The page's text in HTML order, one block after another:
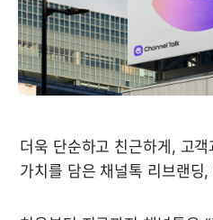
더욱 단순하고 친근하게, 고
가치를 담은 채널톡 리브랜딩